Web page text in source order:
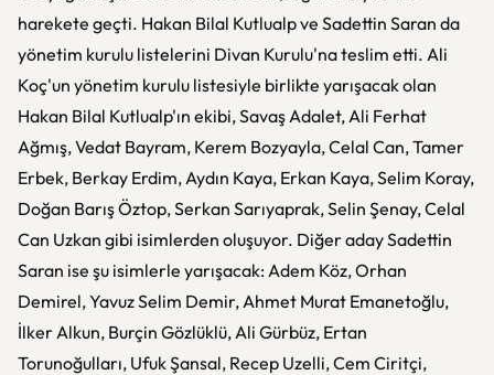
harekete geçti. Hakan Bilal Kutlualp ve Sadettin Saran da
yönetim kurulu listelerini Divan Kurulu'na teslim etti. Ali
Koç'un yönetim kurulu listesiyle birlikte yarışacak olan
Hakan Bilal Kutlualp'ın ekibi, Savaş Adalet, Ali Ferhat
Ağmış, Vedat Bayram, Kerem Bozyayla, Celal Can, Tamer
Erbek, Berkay Erdim, Aydın Kaya, Erkan Kaya, Selim Koray,
Doğan Barış Öztop, Serkan Sarıyaprak, Selin Şenay, Celal
Can Uzkan gibi isimlerden oluşuyor. Diğer aday Sadettin
Saran ise şu isimlerle yarışacak: Adem Köz, Orhan
Demirel, Yavuz Selim Demir, Ahmet Murat Emanetoğlu,
İlker Alkun, Burçin Gözlüklü, Ali Gürbüz, Ertan
Torunoğulları, Ufuk Şansal, Recep Uzelli, Cem Ciritçi,